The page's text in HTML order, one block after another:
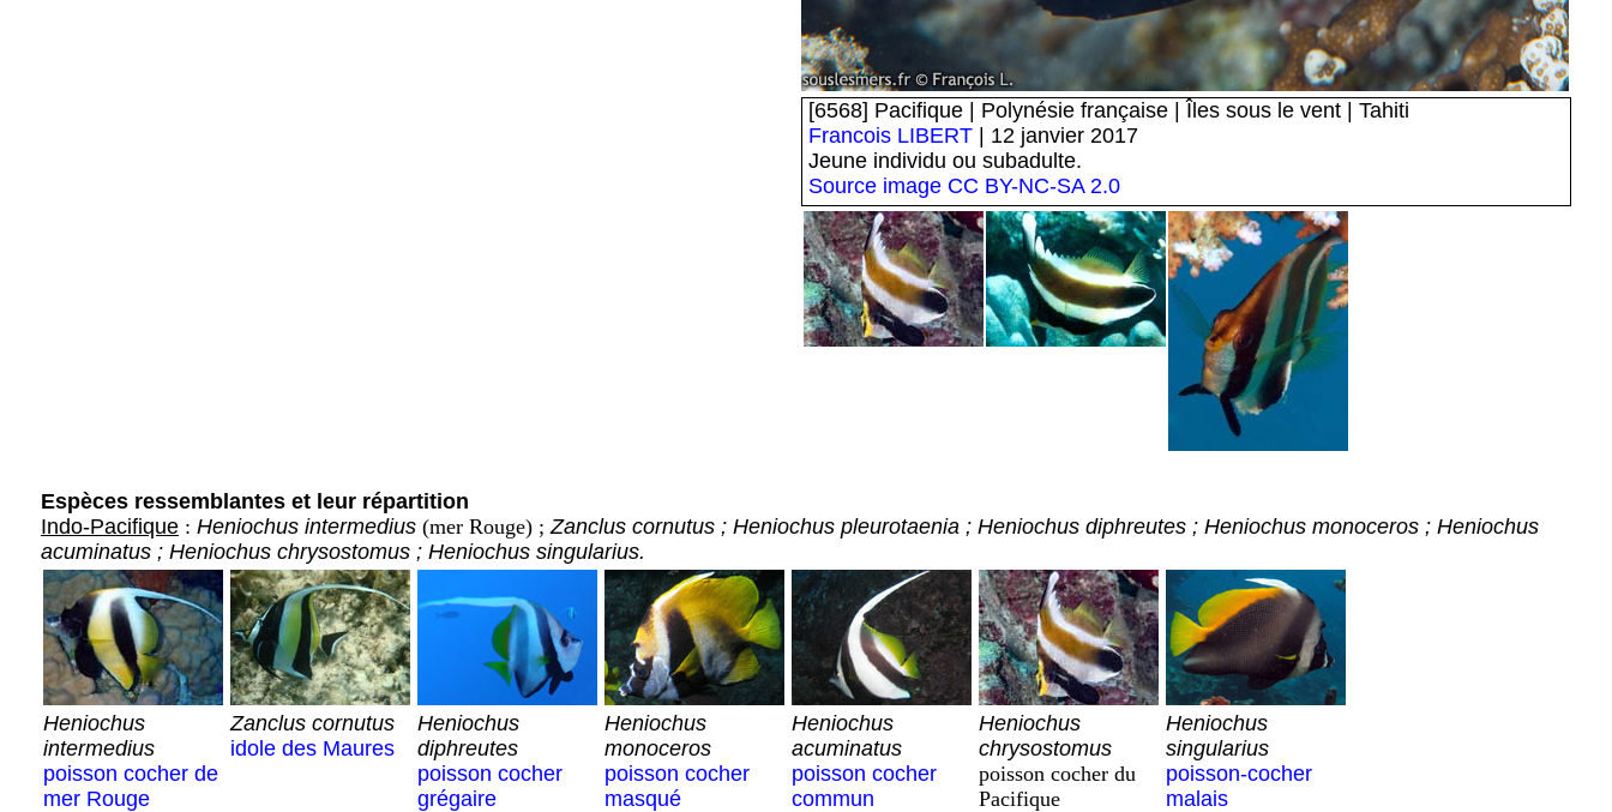
[6568] Pacifique | Polynésie française | Îles sous le vent | Tahiti
Francois LIBERT | 12 janvier 2017
Jeune individu ou subadulte.
Source image CC BY-NC-SA 2.0
Espèces ressemblantes et leur répartition
Indo-Pacifique : Heniochus intermedius (mer Rouge) ;Zanclus cornutus ; Heniochus pleurotaenia ; Heniochus diphreutes ; Heniochus monoceros ; Heniochus
acuminatus ; Heniochus chrysostomus ; Heniochus singularius.
Heniochus
intermedius
poisson cocher de
mer Rouge
Zanclus cornutus
idole des Maures
Heniochus
diphreutes
poisson cocher
grégaire
Heniochus
monoceros
poisson cocher
masqué
Heniochus
acuminatus
poisson cocher
commun
Heniochus
chrysostomus
poisson cocher du
Pacifique
Heniochus
singularius
poisson-cocher
malais